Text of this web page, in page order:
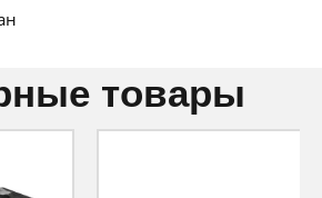
гарантии от
товары